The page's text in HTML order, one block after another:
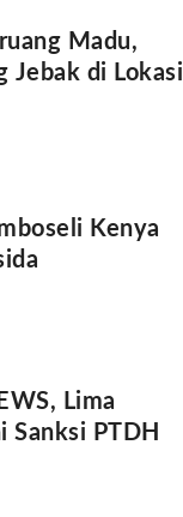
Madu,
Jebak di Lokasi
Kenya
Lima
PTDH